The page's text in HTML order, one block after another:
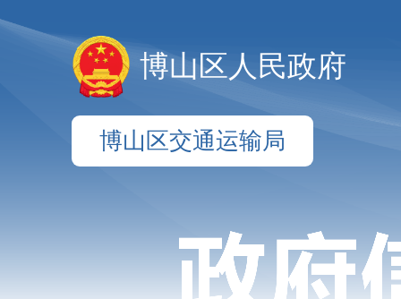
博山区人民政府
博山区交通运输局